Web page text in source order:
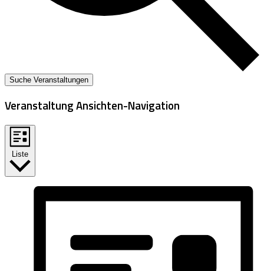
Suche Veranstaltungen
Veranstaltung Ansichten-Navigation
Liste